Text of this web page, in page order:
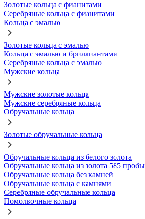
Золотые кольца с фианитами
Серебряные кольца с фианитами
Кольца с эмалью
Золотые кольца с эмалью
Кольца с эмалью и бриллиантами
Серебряные кольца с эмалью
Мужские кольца
Мужские золотые кольца
Мужские серебряные кольца
Обручальные кольца
Золотые обручальные кольца
Обручальные кольца из белого золота
Обручальные кольца из золота 585 пробы
Обручальные кольца без камней
Обручальные кольца с камнями
Серебряные обручальные кольца
Помолвочные кольца